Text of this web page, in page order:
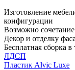
Изготовление
конфигурации
Возможно
Декор и отделку
Бесплатная сборка
ЛДСП
Пластик Alvic Luxe